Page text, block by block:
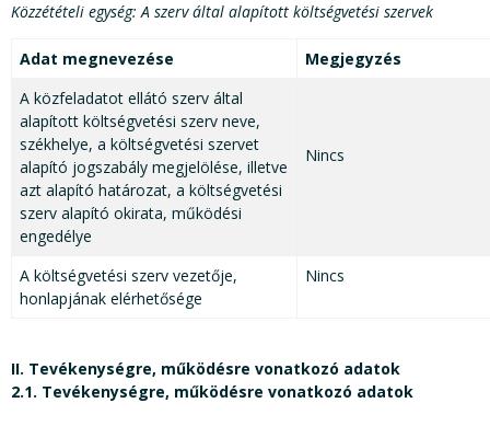
Közzétételi egység: A szerv által alapított költségvetési szervek
Adat megnevezése
Megjegyzés
A közfeladatot ellátó szerv által
alapított költségvetési szerv neve,
székhelye, a költségvetési szervet
alapító jogszabály megjelölése, illetve
azt alapító határozat, a költségvetési
szerv alapító okirata, működési
engedélye
Nincs
A költségvetési szerv vezetője,
honlapjának elérhetősége
Nincs
II. Tevékenységre, működésre vonatkozó adatok
2.1. Tevékenységre, működésre vonatkozó adatok